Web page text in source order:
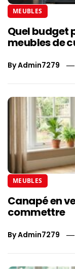
MEUBLES
Quel budget
meubles de
ByAdmin7279
MEUBLES
Canapé en
commettre
ByAdmin7279